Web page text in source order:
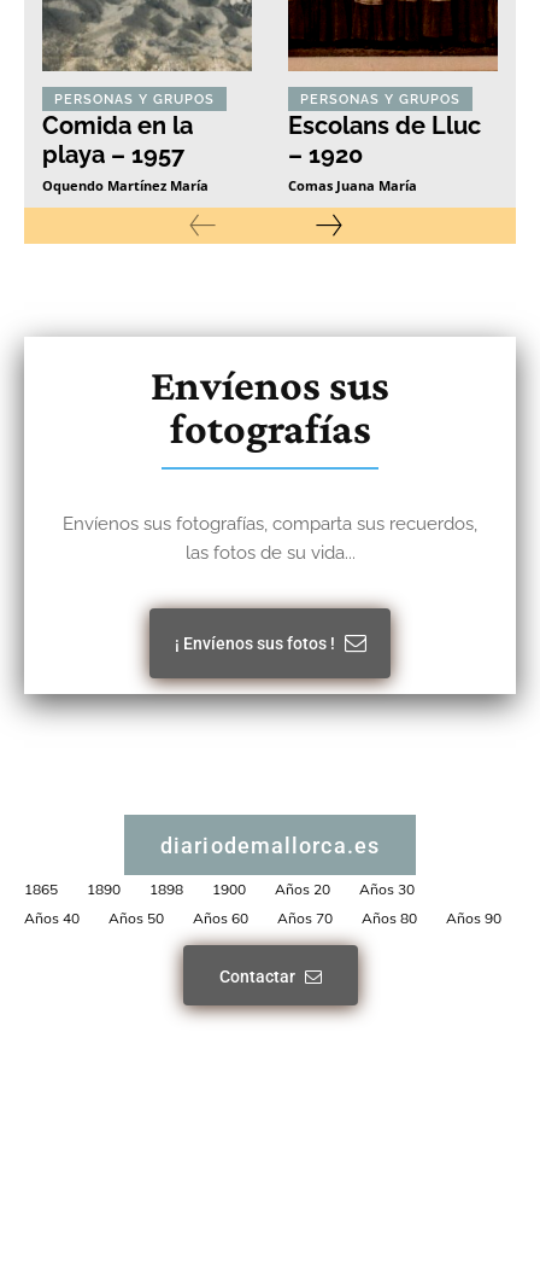
PERSONAS Y GRUPOS
Comida en la
playa – 1957
Oquendo Martínez María
PERSONAS Y GRUPOS
Escolans de Lluc
– 1920
Comas Juana María
Envíenos sus
fotografías
Envíenos sus fotografías, comparta sus recuerdos,
las fotos de su vida...
¡ Envíenos sus fotos !
diariodemallorca.es
1865 1890 1898 1900 Años 20
Años 30
Años 40
Años 50 Años 60 Años 70 Años 80 Años 90
Contactar